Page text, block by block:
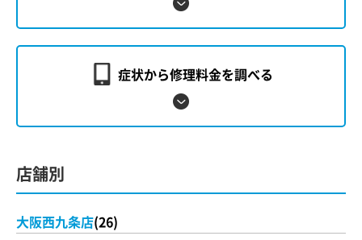
症状から修理料金を調べる
店舗別
大阪西九条店(26)